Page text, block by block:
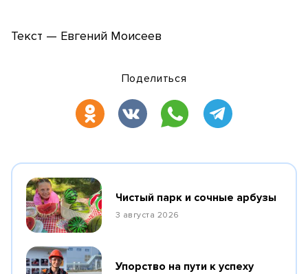
Текст — Евгений Моисеев
Поделиться
Чистый парк и сочные арбузы
3 августа 2026
Упорство на пути к успеху